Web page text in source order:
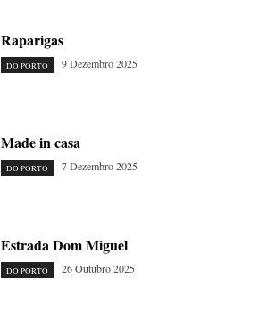
Raparigas
DO PORTO 9 Dezembro 2025
Made in casa
DO PORTO 7 Dezembro 2025
Estrada Dom Miguel
DO PORTO 26 Outubro 2025